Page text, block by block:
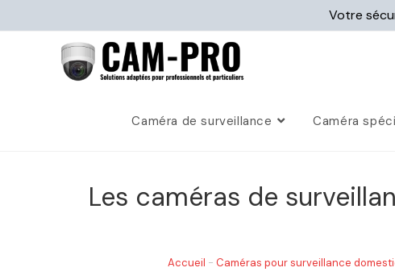
Votre
Caméra de surveillance Caméra
Les caméras de
Accueil - Caméras pour surveillance